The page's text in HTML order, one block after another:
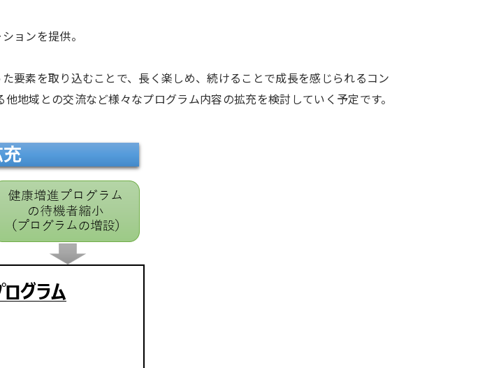
ョンを提供。
要素を取り込むことで、長く楽しめ、続けることで成長を感じられるコン
地域との交流など様々なプログラム内容の拡充を検討していく予定です。